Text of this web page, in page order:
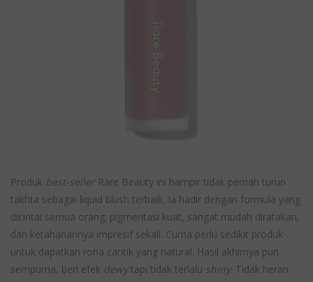
Produk best-seller Rare Beauty ini hampir tidak pernah turun
takhta sebagai liquid blush terbaik. Ia hadir dengan formula yang
dicintai semua orang: pigmentasi kuat, sangat mudah diratakan,
dan ketahanannya impresif sekali. Cuma perlu sedikit produk
untuk dapatkan rona cantik yang natural. Hasil akhirnya pun
sempurna, beri efek dewytapi tidak terlalu shiny. Tidak heran